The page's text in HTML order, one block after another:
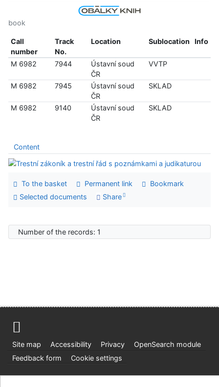
book
Call
number
Track
No.
Location Sublocation Info
M 6982 7944
Ústavní soud
ČR
VVTP
M 6982 7945
Ústavní soud
ČR
SKLAD
M 6982 9140
Ústavní soud
ČR
SKLAD
Content
To the basket Permanent link
Bookmark
Selected documents
Share
Number of the records: 1
Site map Accessibility Privacy
OpenSearch module
Feedback form
Cookie settings